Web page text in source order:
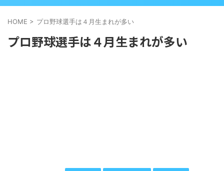
HOME > プロ野球選手は４月生まれが多い
プロ野球選手は４月生まれが多い